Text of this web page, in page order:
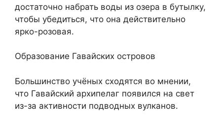
достаточно набрать воды из озера в бутылку,
чтобы убедиться, что она действительно
ярко-розовая.
Образование Гавайских островов
Большинство учёных сходятся во мнении,
что Гавайский архипелаг появился на свет
из-за активности подводных вулканов.